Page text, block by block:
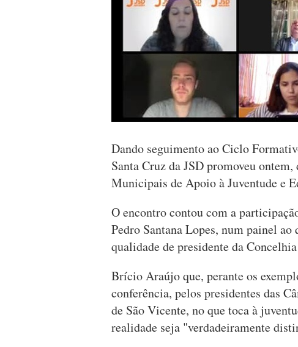
Dando seguimento ao Ciclo
Santa Cruz da JSD promoveu
Municipais de Apoio à Juventude e
O encontro contou com a
Pedro Santana Lopes, num painel
qualidade de presidente da
Brício Araújo que, perante os
conferência, pelos presidentes das
de São Vicente, no que toca à
realidade seja "verdadeiramente